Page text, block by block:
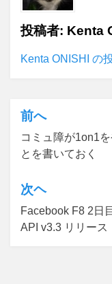
投稿者: Kenta
Kenta ONISHI の
投
稿
ナ
ビ
ゲ
ー
前へ
コミュ障が1on1
とを書いておく
次ヘ
Facebook F8 2日
API v3.3 リリース